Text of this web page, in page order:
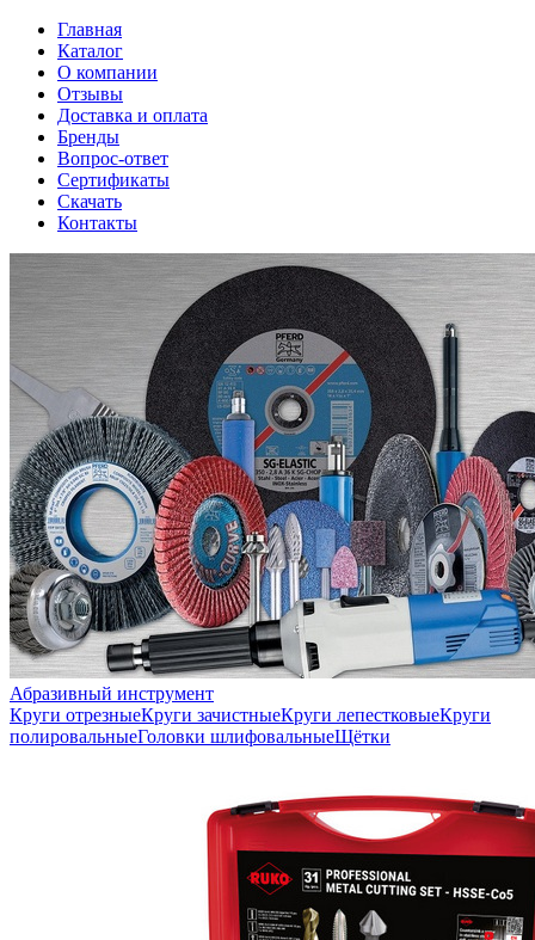
Главная
Каталог
О компании
Отзывы
Доставка и оплата
Бренды
Вопрос-ответ
Сертификаты
Скачать
Контакты
Абразивный инструмент
Круги отрезныеКруги зачистныеКруги лепестковыеКруги
полировальныеГоловки шлифовальныеЩётки